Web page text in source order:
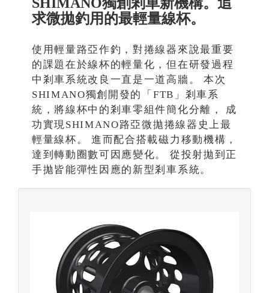
SHIMANO獨創剎車新機構。追
求微拋釣用的最輕量線杯。
使用輕量路亞作釣，對捲線器來說最重要
的課題在於線杯的輕量化，但在研發過程
中剎車系統改良一直是一道高牆。 本次
SHIMANO獨創開發的「FTB」剎車系
統，將線杯中的剎車零組件簡化分離， 成
功實現SHIMANO路亞微拋捲線器史上最
輕量線杯。 進而配合搭載磁力移動機構，
達到轉動圈數可因應變化。 從投射拋到正
手拋皆能彈性因應的新型剎車系統。